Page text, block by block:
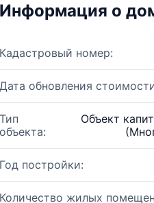
Информация о
Кадастровый номер:
Дата обновления
Тип
объекта:
Объект
Год постройки:
Количество жилых